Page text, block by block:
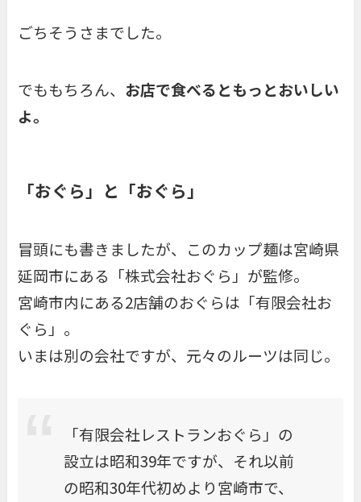
ごちそうさまでした。
でももちろん、 お店で食べるともっとおいしい
よ。
「おぐら」と「おぐら」
冒頭にも書きましたが、このカップ麺は宮崎県
延岡市にある「株式会社おぐら」が監修。
宮崎市内にある2店舗のおぐらは「有限会社お
ぐら」。
いまは別の会社ですが、元々のルーツは同じ。
「有限会社レストランおぐら」の
設立は昭和39年ですが、それ以前
の昭和30年代初めより宮崎市で、